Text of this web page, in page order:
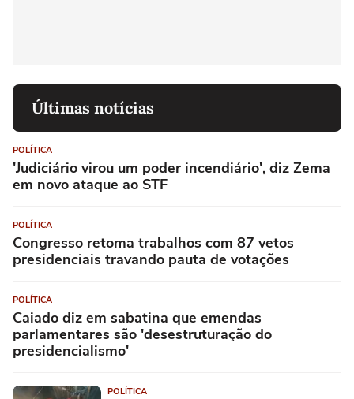
Últimas notícias
POLÍTICA
'Judiciário virou um poder incendiário', diz Zema
em novo ataque ao STF
POLÍTICA
Congresso retoma trabalhos com 87 vetos
presidenciais travando pauta de votações
POLÍTICA
Caiado diz em sabatina que emendas
parlamentares são 'desestruturação do
presidencialismo'
POLÍTICA